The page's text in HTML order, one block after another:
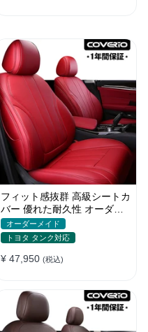
フィット感抜群 高級シートカ
バー 優れた耐久性 オーダー
メイド 9色 防水レザー おし
ゃれ
オーダーメイド
トヨタ タンク対応
¥ 47,950 (税込)